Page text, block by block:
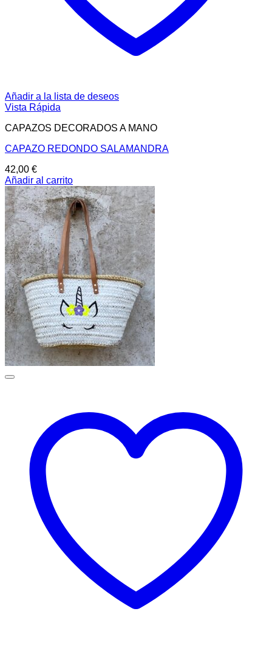
Añadir a la lista de deseos
Vista Rápida
CAPAZOS DECORADOS A MANO
CAPAZO REDONDO SALAMANDRA
42,00 €
Añadir al carrito